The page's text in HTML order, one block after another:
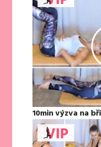
10min výzva na